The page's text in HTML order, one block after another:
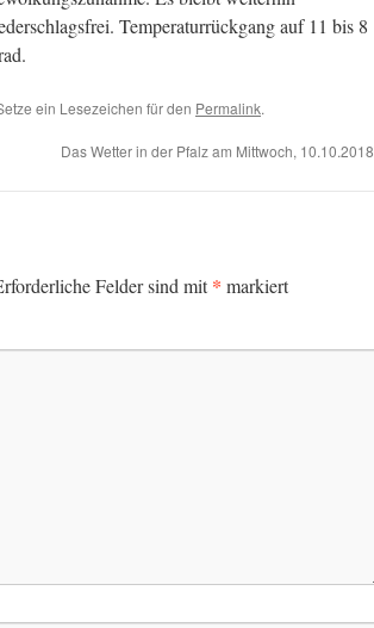
Temperaturrückgang auf 11 bis 8
ein Lesezeichen für den Permalink.
Das Wetter in der Pfalz am Mittwoch, 10.10.2018
Felder sind mit* markiert